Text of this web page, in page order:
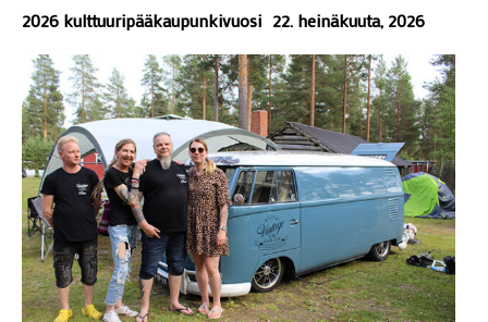
2026 kulttuuripääkaupunkivuosi 22. heinäkuuta, 2026